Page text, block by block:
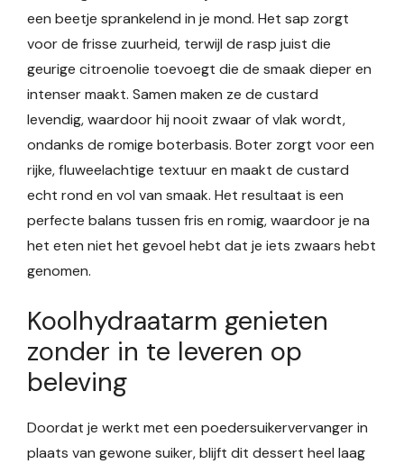
een beetje sprankelend in je mond. Het sap zorgt
voor de frisse zuurheid, terwijl de rasp juist die
geurige citroenolie toevoegt die de smaak dieper en
intenser maakt. Samen maken ze de custard
levendig, waardoor hij nooit zwaar of vlak wordt,
ondanks de romige boterbasis. Boter zorgt voor een
rijke, fluweelachtige textuur en maakt de custard
echt rond en vol van smaak. Het resultaat is een
perfecte balans tussen fris en romig, waardoor je na
het eten niet het gevoel hebt dat je iets zwaars hebt
genomen.
Koolhydraatarm genieten
zonder in te leveren op
beleving
Doordat je werkt met een poedersuikervervanger in
plaats van gewone suiker, blijft dit dessert heel laag